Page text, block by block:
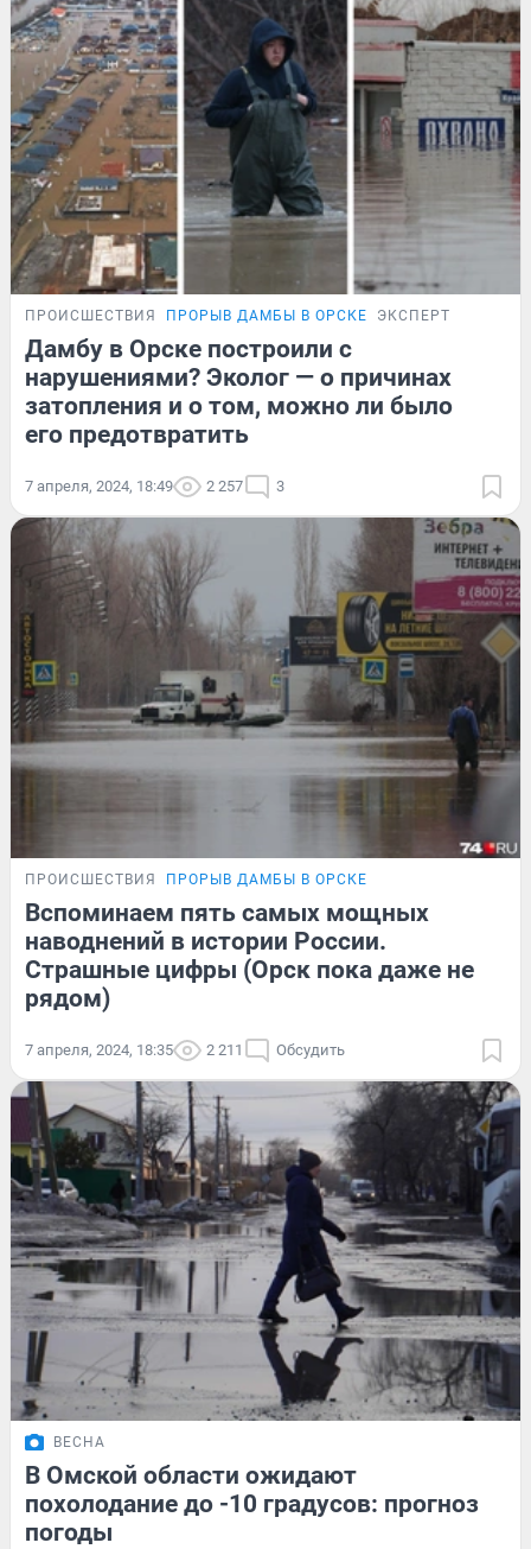
ПРОИСШЕСТВИЯ ПРОРЫВ ДАМБЫ В ОРСКЕ ЭКСПЕРТ
Дамбу в Орске построили с
нарушениями? Эколог — о причинах
затопления и о том, можно ли было
его предотвратить
7 апреля, 2024, 18:49 2 257 3
ПРОИСШЕСТВИЯ ПРОРЫВ ДАМБЫ В ОРСКЕ
Вспоминаем пять самых мощных
наводнений в истории России.
Страшные цифры (Орск пока даже не
рядом)
7 апреля, 2024, 18:35 2 211 Обсудить
ВЕСНА
В Омской области ожидают
похолодание до -10 градусов: прогноз
погоды